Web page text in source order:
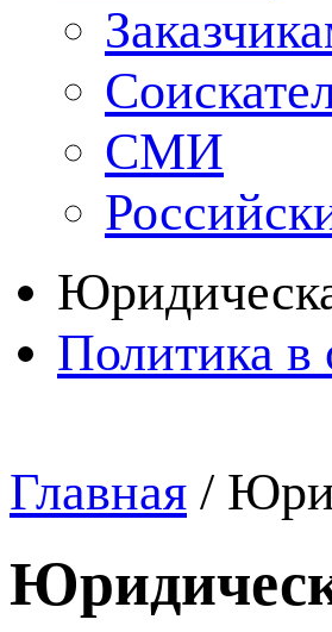
СМИ
Политика
Главная /